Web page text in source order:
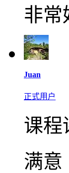
非常
Juan
正式用户
课程
满意